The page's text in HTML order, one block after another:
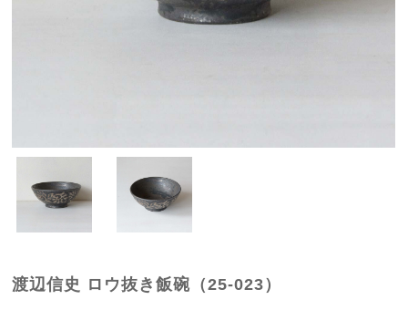
渡辺信史 ロウ抜き飯碗（25-023）